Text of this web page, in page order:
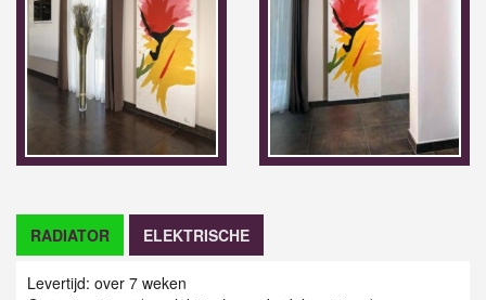
RADIATOR ELEKTRISCHE
Levertijd: over 7 weken